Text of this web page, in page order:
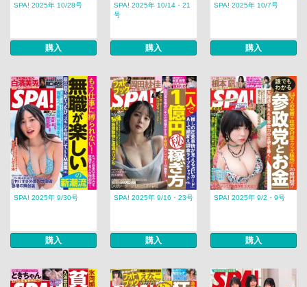
SPA! 2025年 10/28号
購入
SPA! 2025年 10/14・21
号
購入
SPA! 2025年 10/7号
購入
SPA! 2025年 9/30号
購入
SPA! 2025年 9/16・23号
購入
SPA! 2025年 9/2・9号
購入